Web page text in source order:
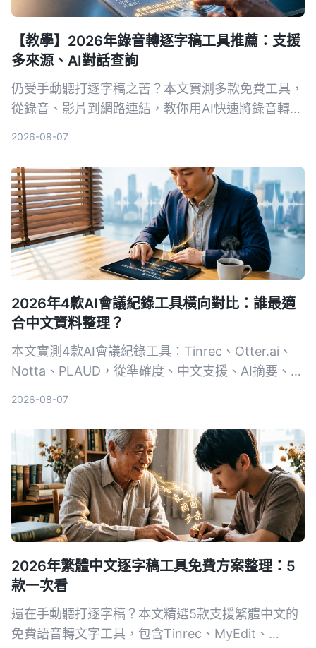
【教學】2026年錄音轉逐字稿工具推薦：支援
多來源、AI對話查詢
仍受手動聽打逐字稿之苦？本文實測多款免費工具，
從錄音、影片到網路連結，教你用AI快速將錄音轉為
2026-08-07
2026年4款AI會議紀錄工具橫向對比：誰最適
合中文資料整理？
本文實測4款AI會議紀錄工具：Tinrec、Otter.ai、
Notta、PLAUD，從準確度、中文支援、AI摘要、多
2026-08-07
2026年繁體中文逐字稿工具免費方案整理：5
款一次看
還在手動聽打逐字稿？本文精選5款支援繁體中文的
免費語音轉文字工具，包含Tinrec、MyEdit、